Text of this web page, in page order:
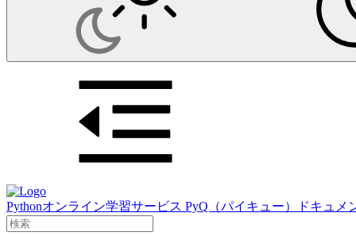
Pythonオンライン学習サービス PyQ（パイキュー）ドキュメ